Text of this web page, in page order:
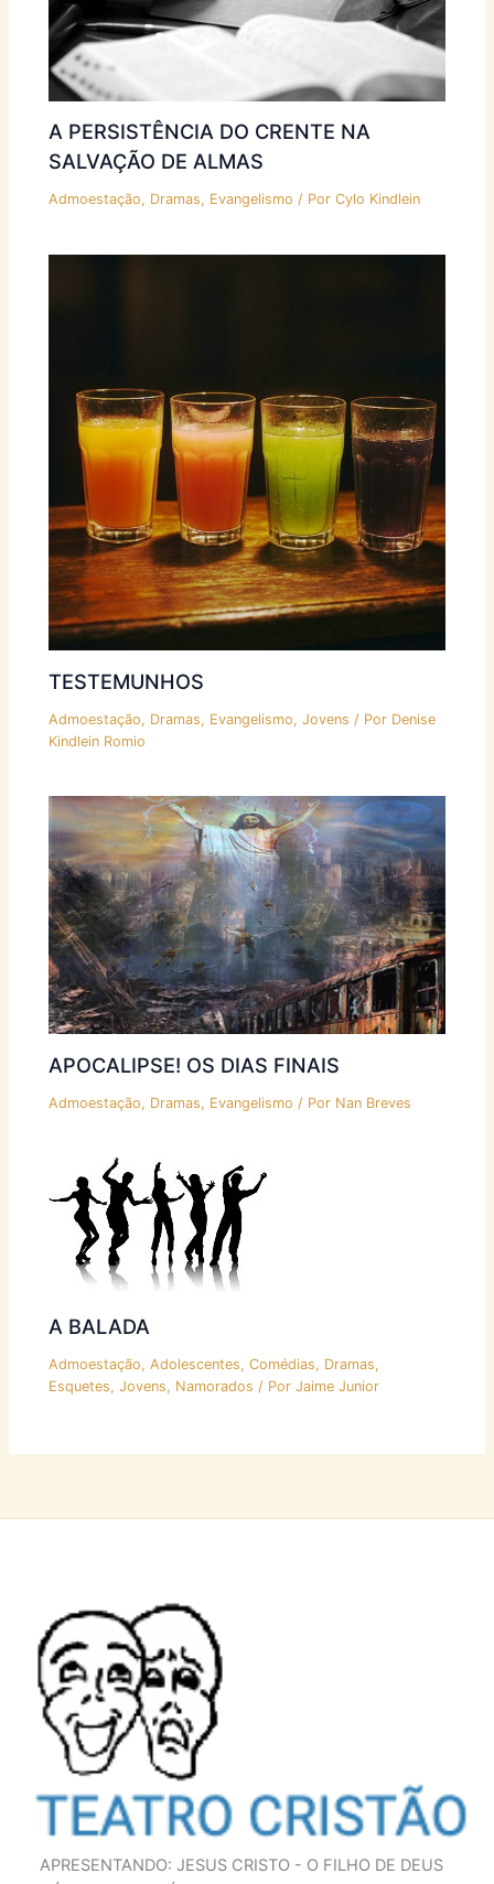
A PERSISTÊNCIA DO CRENTE NA
SALVAÇÃO DE ALMAS
Admoestação, Dramas, Evangelismo / PorCylo Kindlein
TESTEMUNHOS
Admoestação, Dramas, Evangelismo,Jovens / Por Denise
Kindlein Romio
APOCALIPSE! OS DIAS FINAIS
Admoestação, Dramas, Evangelismo / Por Nan Breves
A BALADA
Admoestação,Adolescentes,Comédias, Dramas,
Esquetes,Jovens, Namorados / PorJaime Junior
APRESENTANDO: JESUS CRISTO - O FILHO DE DEUS